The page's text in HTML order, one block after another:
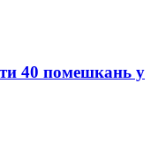
40 помешкань у